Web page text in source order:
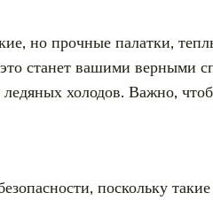
но прочные палатки,
станет вашими верными
ледяных холодов. Важно,
поскольку